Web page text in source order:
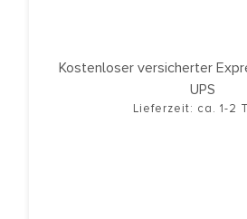
Kostenloser versicherter
UPS
Lieferzeit: ca. 1-2